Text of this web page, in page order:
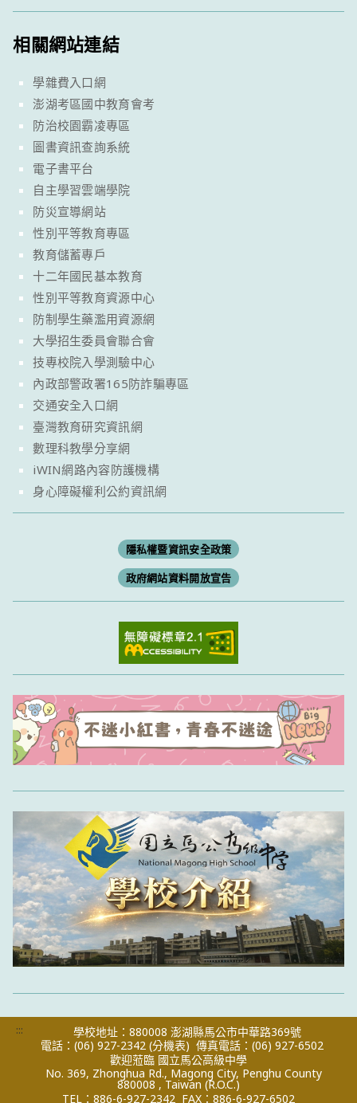
相關網站連結
學雜費入口網
澎湖考區國中教育會考
防治校園霸凌專區
圖書資訊查詢系統
電子書平台
自主學習雲端學院
防災宣導網站
性別平等教育專區
教育儲蓄專戶
十二年國民基本教育
性別平等教育資源中心
防制學生藥濫用資源網
大學招生委員會聯合會
技專校院入學測驗中心
內政部警政署165防詐騙專區
交通安全入口網
臺灣教育研究資訊網
數理科教學分享網
iWIN網路內容防護機構
身心障礙權利公約資訊網
隱私權暨資訊安全政策
政府網站資料開放宣告
:::
學校地址：880008 澎湖縣馬公市中華路369號
電話：(06) 927-2342 (分機表) 傳真電話：(06) 927-6502
歡迎蒞臨 國立馬公高級中學
No. 369, Zhonghua Rd., Magong City, Penghu County
880008 , Taiwan (R.O.C.)
TEL：886-6-927-2342 FAX：886-6-927-6502